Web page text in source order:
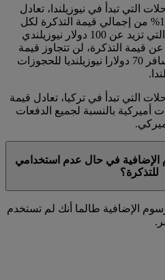
التي تبدأ في نيوزيلندا، تعادل
قيمة الرسوم الإضافية 1.5% من إجمالي قيمة التذكرة لكل
مسافر بالنسبة للدفعات التي تزيد عن 100 دولار نيوزيلندي
قيمة التذكرة، لن تتجاوز قيمة
الرسوم الإضافية لكل مسافر 70 دولارا نيوزيلنديا للحجوزات
التي تبدأ في تركيا، تعادل قيمة
5 دولارات أميركية بالنسبة لجميع الدفعات
الإضافية في حال عدم استخدامي
للتذكرة؟
الإضافية طالما أنك لم تستخدم